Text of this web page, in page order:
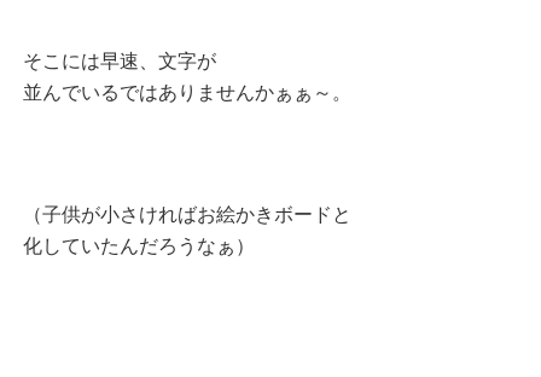
そこには早速、文字が
並んでいるではありませんかぁぁ～。
（子供が小さければお絵かきボードと
化していたんだろうなぁ）